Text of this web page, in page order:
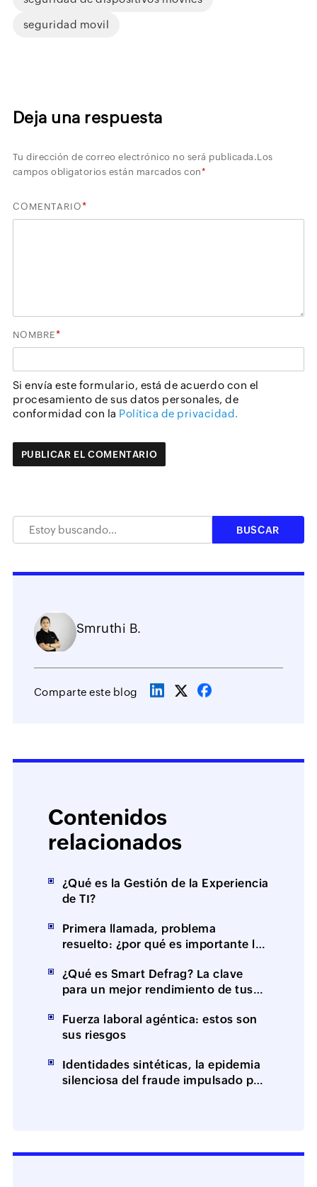
seguridad movil
Deja una respuesta
Tu dirección de correo electrónico no será publicada.Los
campos obligatorios están marcados con*
COMENTARIO*
NOMBRE*
Si envía este formulario, está de acuerdo con el
procesamiento de sus datos personales, de
conformidad con la Política de privacidad.
Smruthi B.
Comparte este blog
Contenidos
relacionados
¿Qué es la Gestión de la Experiencia
de TI?
Primera llamada, problema
resuelto: ¿por qué es importante la
(FCR)?
¿Qué es Smart Defrag? La clave
para un mejor rendimiento de tus
Fuerza laboral agéntica: estos son
sus riesgos
Identidades sintéticas, la epidemia
silenciosa del fraude impulsado por